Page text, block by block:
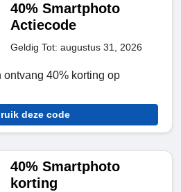
40% Smartphoto
Actiecode
Geldig Tot: augustus 31, 2026
40% korting op
deze code
40% Smartphoto
korting